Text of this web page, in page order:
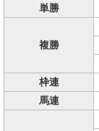
単勝
複勝
枠連
馬連